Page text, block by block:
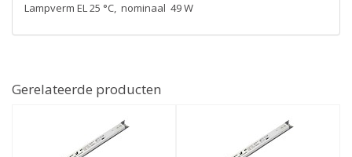
Lampverm EL 25 °C, nominaal 49 W
Gerelateerde producten